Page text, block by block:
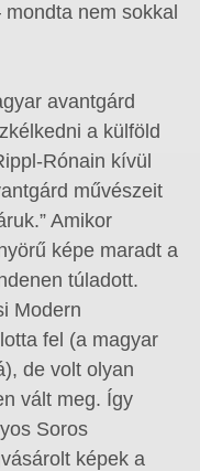
nem sokkal
avantgárd
a külföld
Rónain kívül
művészeit
Amikor
képe maradt a
túladott.
Modern
fel (a magyar
de volt olyan
vált meg. Így
Soros
képek a